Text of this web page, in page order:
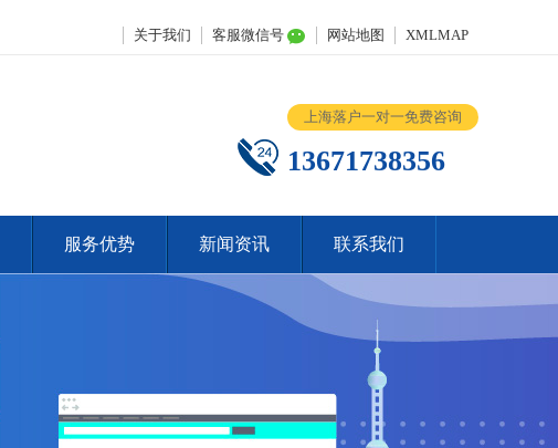
关于我们 客服微信号 网站地图 XMLMAP
上海落户一对一免费咨询
13671738356
服务优势 新闻资讯 联系我们